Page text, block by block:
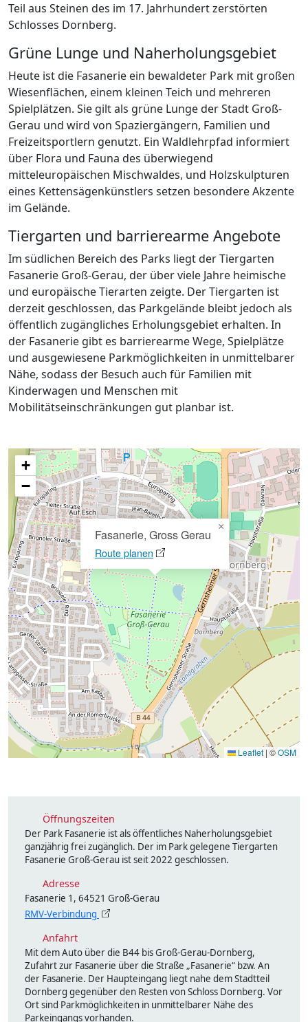
Teil aus Steinen des im 17. Jahrhundert zerstörten
Schlosses Dornberg.
Grüne Lunge und Naherholungsgebiet
Heute ist die Fasanerie ein bewaldeter Park mit großen
Wiesenflächen, einem kleinen Teich und mehreren
Spielplätzen. Sie gilt als grüne Lunge der Stadt Groß-
Gerau und wird von Spaziergängern, Familien und
Freizeitsportlern genutzt. Ein Waldlehrpfad informiert
über Flora und Fauna des überwiegend
mitteleuropäischen Mischwaldes, und Holzskulpturen
eines Kettensägenkünstlers setzen besondere Akzente
im Gelände.
Tiergarten und barrierearme Angebote
Im südlichen Bereich des Parks liegt der Tiergarten
Fasanerie Groß-Gerau, der über viele Jahre heimische
und europäische Tierarten zeigte. Der Tiergarten ist
derzeit geschlossen, das Parkgelände bleibt jedoch als
öffentlich zugängliches Erholungsgebiet erhalten. In
der Fasanerie gibt es barrierearme Wege, Spielplätze
und ausgewiesene Parkmöglichkeiten in unmittelbarer
Nähe, sodass der Besuch auch für Familien mit
Kinderwagen und Menschen mit
Mobilitätseinschränkungen gut planbar ist.
Fasanerie, Gross Gerau
Route planen
×
+
−
Leaflet | ©OSM
Öffnungszeiten
Der Park Fasanerie ist als öffentliches Naherholungsgebiet
ganzjährig frei zugänglich. Der im Park gelegene Tiergarten
Fasanerie Groß-Gerau ist seit 2022 geschlossen.
Adresse
Fasanerie 1, 64521 Groß-Gerau
RMV-Verbindung
Anfahrt
Mit dem Auto über die B44 bis Groß-Gerau-Dornberg,
Zufahrt zur Fasanerie über die Straße „Fasanerie“ bzw. An
der Fasanerie. Der Haupteingang liegt nahe dem Stadtteil
Dornberg gegenüber den Resten von Schloss Dornberg. Vor
Ort sind Parkmöglichkeiten in unmittelbarer Nähe des
Parkeingangs vorhanden.